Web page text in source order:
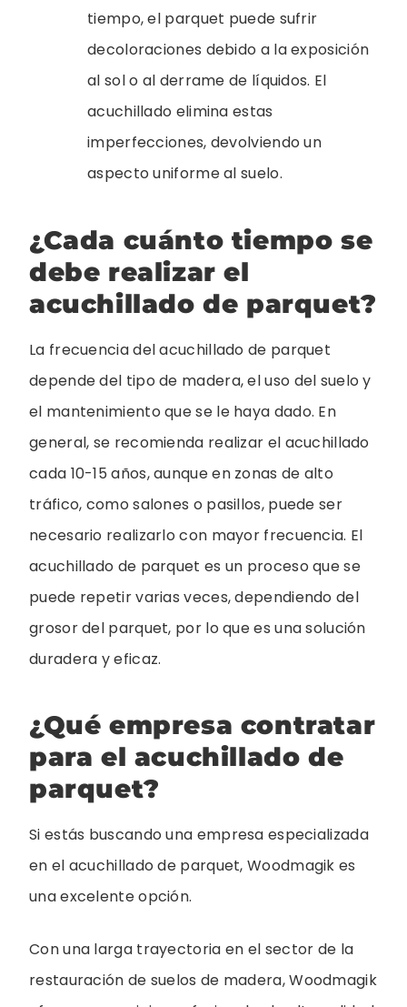
tiempo, el parquet puede sufrir
decoloraciones debido a la exposición
al sol o al derrame de líquidos. El
acuchillado elimina estas
imperfecciones, devolviendo un
aspecto uniforme al suelo.
¿Cada cuánto tiempo se
debe realizar el
acuchillado de parquet?
La frecuencia del acuchillado de parquet
depende del tipo de madera, el uso del suelo y
el mantenimiento que se le haya dado. En
general, se recomienda realizar el acuchillado
cada 10-15 años, aunque en zonas de alto
tráfico, como salones o pasillos, puede ser
necesario realizarlo con mayor frecuencia. El
acuchillado de parquet es un proceso que se
puede repetir varias veces, dependiendo del
grosor del parquet, por lo que es una solución
duradera y eficaz.
¿Qué empresa contratar
para el acuchillado de
parquet?
Si estás buscando una empresa especializada
en el acuchillado de parquet, Woodmagik es
una excelente opción.
Con una larga trayectoria en el sector de la
restauración de suelos de madera, Woodmagik